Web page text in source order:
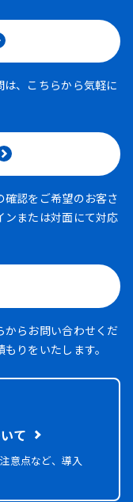
、こちらから気軽に
認をご希望のお客さ
ンまたは対面にて対応
からお問い合わせくだ
りをいたします。
て
意点など、導入